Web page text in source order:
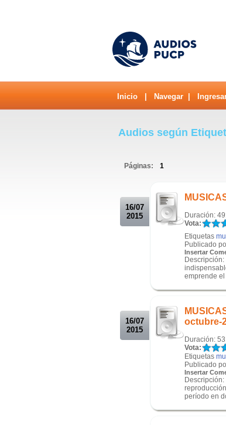
Inicio Navegar
Audios según
Páginas: 1
16/07
2015
Duración:
Vota:
Etiquetas
Publicado
Insertar
emprende el
16/07
2015
octubre-
Duración:
Vota:
Etiquetas
Publicado
Insertar
período en